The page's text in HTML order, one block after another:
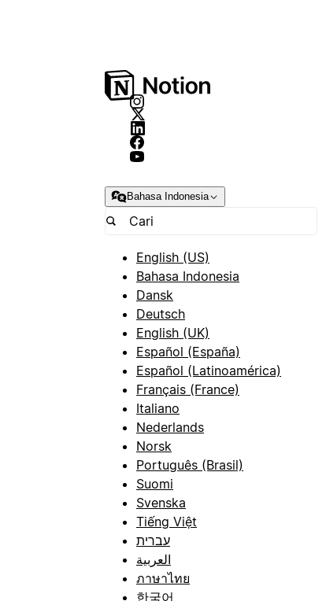
Bahasa Indonesia
English (US)
Bahasa Indonesia
Dansk
Deutsch
English (UK)
Español (España)
Español (Latinoamérica)
Français (France)
Italiano
Nederlands
Norsk
Português (Brasil)
Suomi
Svenska
Tiếng Việt
עברית
العربية
ภาษาไทย
한국어